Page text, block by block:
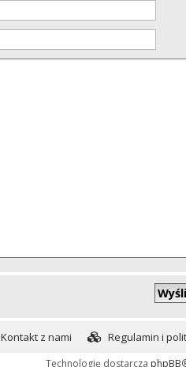
Regulamin i
Kontakt z nami
Technologię dostarcza phpBB